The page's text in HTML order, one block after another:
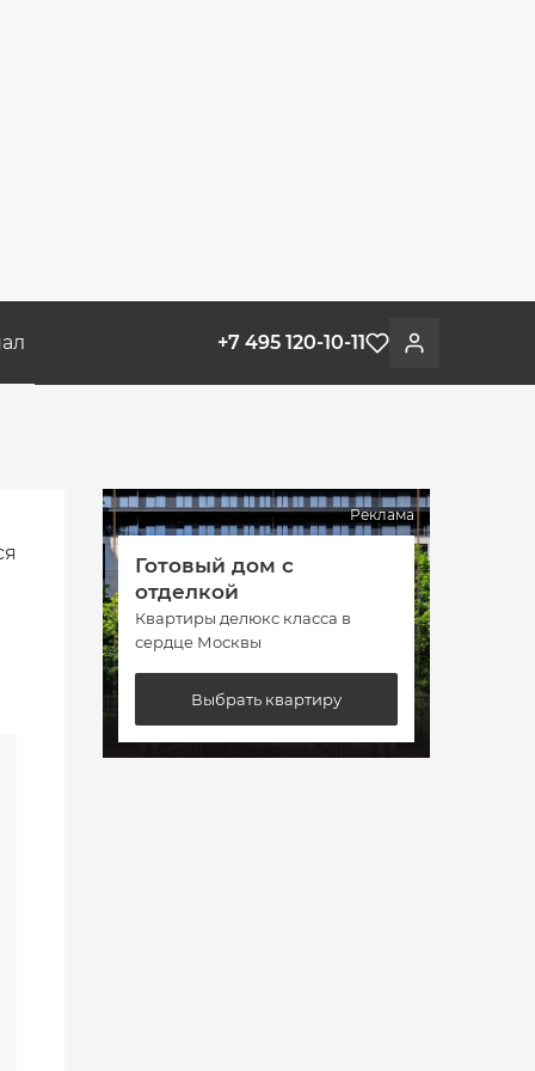
Войти
Избранное
+7 495 120-10-11
Реклама
Готовый дом с
отделкой
Квартиры делюкс класса в
сердце Москвы
Выбрать квартиру